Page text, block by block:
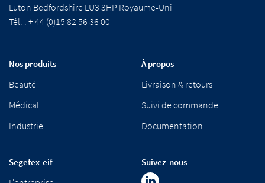
Luton Bedfordshire LU3 3HP Royaume-Uni
Tél. : + 44 (0)15 82 56 36 00
Nos produits
Beauté
Médical
Industrie
À propos
Livraison & retours
Suivi de commande
Documentation
Segetex-eif Suivez-nous